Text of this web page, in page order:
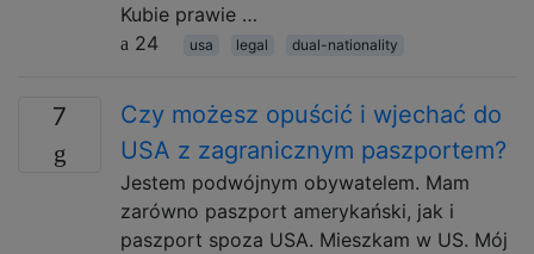
Kubie prawie …
24
usa legal dual-nationality
7
Czy możesz opuścić i wjechać do
USA z zagranicznym paszportem?
Jestem podwójnym obywatelem. Mam
zarówno paszport amerykański, jak i
paszport spoza USA. Mieszkam w US. Mój